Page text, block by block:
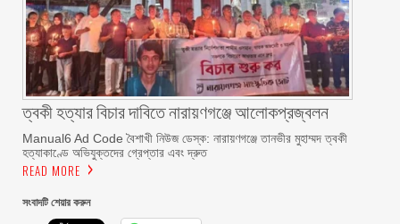
ত্বকী হত্যার বিচার দাবিতে নারায়ণগঞ্জে আলোকপ্রজ্বলন
Manual6 Ad Code বৈশাখী নিউজ ডেস্ক: নারায়ণগঞ্জে তানভীর মুহাম্মদ ত্বকী
হত্যাকাণ্ডে অভিযুক্তদের গ্রেপ্তার এবং দ্রুত
READ MORE
সংবাদটি শেয়ার করুন